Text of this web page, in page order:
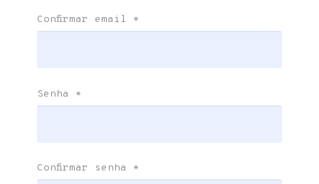
Confirmar email *
Senha *
Confirmar senha *